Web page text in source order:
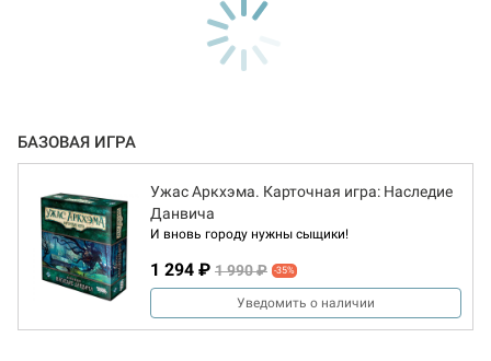
БАЗОВАЯ ИГРА
Ужас Аркхэма. Карточная игра: Наследие
Данвича
И вновь городу нужны сыщики!
1 294 ₽ 1 990 ₽ -35%
Уведомить о наличии